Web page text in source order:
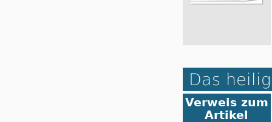
Das
Verweis zum
Artikel